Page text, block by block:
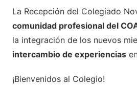
La Recepción del Colegiado
comunidad profesional del
la integración de los nuevos
intercambio de experiencias
¡Bienvenidos al Colegio!